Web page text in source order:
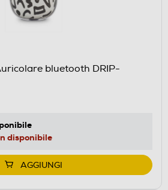
bluetooth DRIP-
disponibile
AGGIUNGI